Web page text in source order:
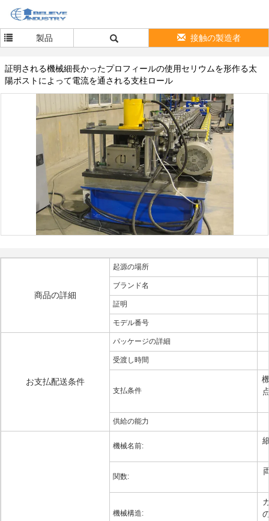
製品 接触の製造者
証明される機械細長かったプロフィールの使用セリウムを形作る太
陽ポストによって電流を通される支柱ロール
商品の詳細
起源の場所
ブランド名
証明
モデル番号
お支払配送条件
パッケージの詳細
受渡し時間
支払条件
供給の能力
機械名前:
関数:
機械構造: